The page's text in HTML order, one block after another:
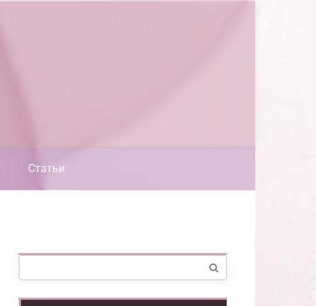
Статьи